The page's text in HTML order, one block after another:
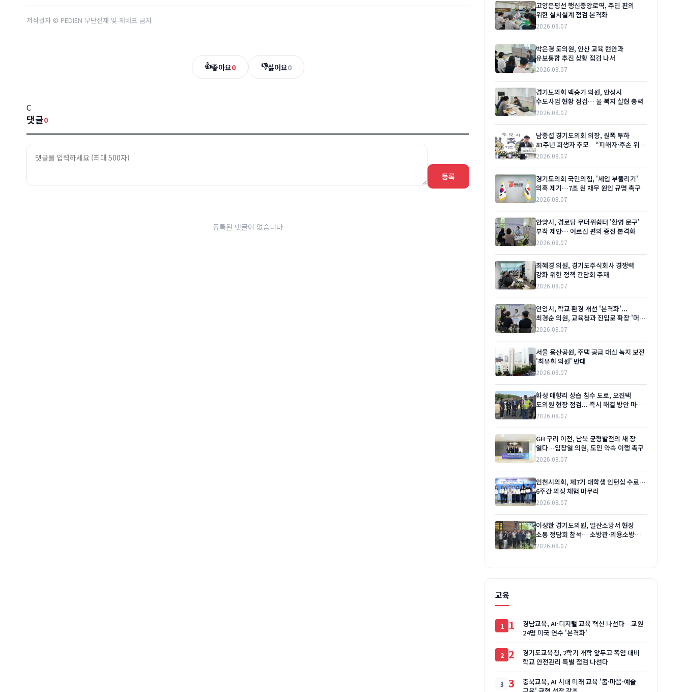
저작권자 © PEDIEN 무단전재 및 재배포 금지
👍좋아요0 👎싫어요0
C
댓글0
등록
등록된 댓글이 없습니다
고양은평선 행신중앙로역, 주민 편의
위한 실시설계 점검 본격화
2026.08.07
박은경 도의원, 안산 교육 현안과
유보통합 추진 상황 점검 나서
2026.08.07
경기도의회 백승기 의원, 안성시
수도사업 현황 점검… 물 복지 실현 총력
2026.08.07
남종섭 경기도의회 의장, 원폭 투하
81주년 희생자 추모…“피해자·후손 위한
실질적 지원 이어갈 것”
2026.08.07
경기도의회 국민의힘, '세입 부풀리기'
의혹 제기…7조 원 채무 원인 규명 촉구
2026.08.07
안양시, 경로당 무더위쉼터 '환영 문구'
부착 제안… 어르신 편의 증진 본격화
2026.08.07
최혜경 의원, 경기도주식회사 경쟁력
강화 위한 정책 간담회 주재
2026.08.07
안양시, 학교 환경 개선 '본격화'...
최경순 의원, 교육청과 진입로 확장 '머리
맞대'
2026.08.07
서울 용산공원, 주택 공급 대신 녹지 보전
'최유희 의원' 반대
2026.08.07
화성 매향리 상습 침수 도로, 오진택
도의원 현장 점검... 즉시 해결 방안 마련
촉구
2026.08.07
GH 구리 이전, 남북 균형발전의 새 장
열다…임창열 의원, 도민 약속 이행 촉구
2026.08.07
인천시의회, 제7기 대학생 인턴십 수료…
6주간 의정 체험 마무리
2026.08.07
이성한 경기도의원, 일산소방서 현장
소통 정담회 참석… 소방관·의용소방대
애로사항 청취
2026.08.07
교육
1
경남교육, AI·디지털 교육 혁신 나선다…교원
24명 미국 연수 '본격화'
2
경기도교육청, 2학기 개학 앞두고 폭염 대비
학교 안전관리 특별 점검 나선다
3
충북교육, AI 시대 미래 교육 '몸·마음·예술